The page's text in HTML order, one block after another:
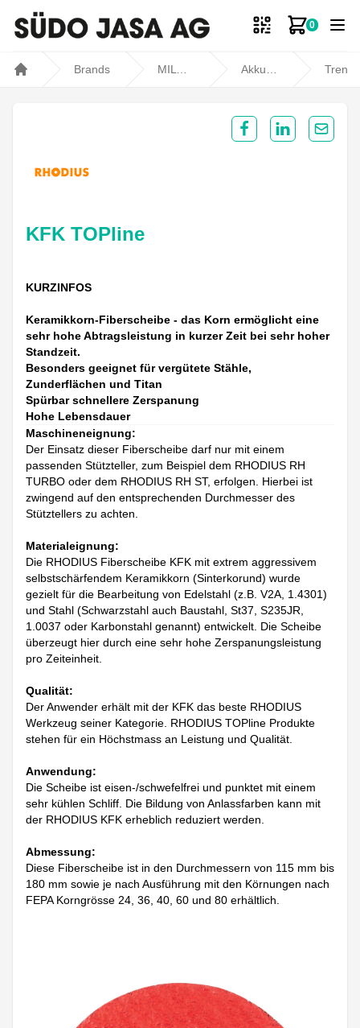
0
Zum
Brands
KFK TOPline
KURZINFOS
Keramikkorn-Fiberscheibe - das Korn ermöglicht eine
sehr hohe Abtragsleistung in kurzer Zeit bei sehr hoher
Standzeit.
Besonders geeignet für vergütete Stähle,
Zunderflächen und Titan
Spürbar schnellere Zerspanung
Hohe Lebensdauer
Maschineneignung:
Der Einsatz dieser Fiberscheibe darf nur mit einem
passenden Stützteller, zum Beispiel dem RHODIUS RH
TURBO oder dem RHODIUS RH ST, erfolgen. Hierbei ist
zwingend auf den entsprechenden Durchmesser des
Stütztellers zu achten.
Materialeignung:
Die RHODIUS Fiberscheibe KFK mit extrem aggressivem
selbstschärfendem Keramikkorn (Sinterkorund) wurde
gezielt für die Bearbeitung von Edelstahl (z.B. V2A, 1.4301)
und Stahl (Schwarzstahl auch Baustahl, St37, S235JR,
1.0037 oder Karbonstahl genannt) entwickelt. Die Scheibe
überzeugt hier durch eine sehr hohe Zerspanungsleistung
pro Zeiteinheit.
Qualität:
Der Anwender erhält mit der KFK das beste RHODIUS
Werkzeug seiner Kategorie. RHODIUS TOPline Produkte
stehen für ein Höchstmass an Leistung und Qualität.
Anwendung:
Die Scheibe ist eisen-/schwefelfrei und punktet mit einem
sehr kühlen Schliff. Die Bildung von Anlassfarben kann mit
der RHODIUS KFK erheblich reduziert werden.
Abmessung:
Diese Fiberscheibe ist in den Durchmessern von 115 mm bis
180 mm sowie je nach Ausführung mit den Körnungen nach
FEPA Korngrösse 24, 36, 40, 60 und 80 erhältlich.
Share on Facebook
Share onShare